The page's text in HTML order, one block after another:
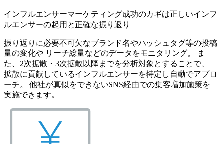
インフルエンサーマーケティング成功のカギは正しいインフ
ルエンサーの起用と正確な振り返り
振り返りに必要不可欠なブランド名やハッシュタグ等の投稿
量の変化や リーチ総量などのデータをモニタリング。 ま
た、2次拡散・3次拡散以降までを分析対象とすることで、
拡散に貢献しているインフルエンサーを特定し自動でアプロ
ーチ。 他社が真似をできないSNS経由での集客増加施策を
実施できます。